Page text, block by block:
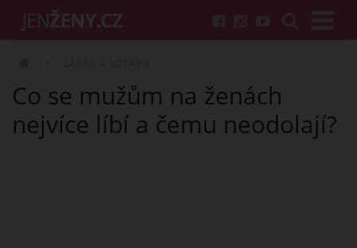
Co se mužům na ženách
nejvíce líbí a čemu neodolají?